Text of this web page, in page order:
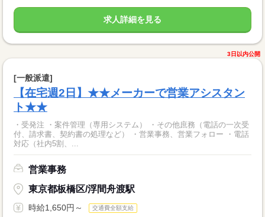
求人詳細を見る
3日以内公開
[一般派遣]
【在宅週2日】★★メーカーで営業アシスタン
ト★★
・受発注 ・案件管理（専用システム） ・その他庶務（電話の一次受
付、請求書、契約書の処理など） ・営業事務、営業フォロー ・電話
対応（社内5割、...
営業事務
東京都板橋区/浮間舟渡駅
時給1,650円～ 交通費全額支給